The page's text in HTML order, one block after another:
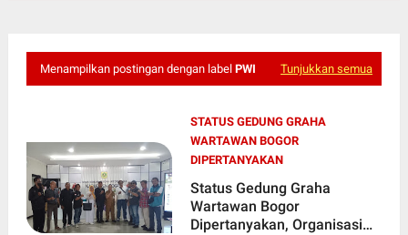
Menampilkan postingan dengan label PWI Tunjukkan semua
STATUS GEDUNG GRAHA
WARTAWAN BOGOR
DIPERTANYAKAN
Status Gedung Graha
Wartawan Bogor
Dipertanyakan, Organisasi